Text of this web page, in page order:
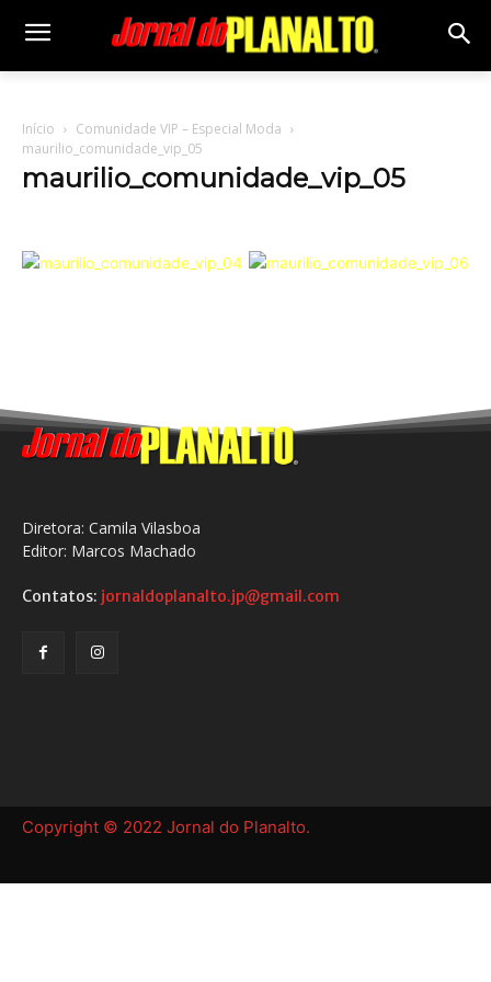
Início
Comunidade VIP – Especial Moda
maurilio_comunidade_vip_05
maurilio_comunidade_vip_05
Diretora: Camila Vilasboa
Editor: Marcos Machado
Contatos: jornaldoplanalto.jp@gmail.com
Copyright © 2022 Jornal do Planalto.